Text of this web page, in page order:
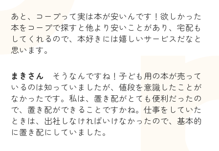
あと、コープって実は本が安いんです！欲しかった
本をコープで探すと他より安いことがあり、宅配も
してくれるので、本好きには嬉しいサービスだなと
思います。
まきさん そうなんですね！子ども用の本が売って
いるのは知っていましたが、値段を意識したことが
なかったです。私は、置き配がとても便利だったの
で、置き配ができることですかね。仕事をしていた
ときは、出社しなければいけなかったので、基本的
に置き配にしていました。